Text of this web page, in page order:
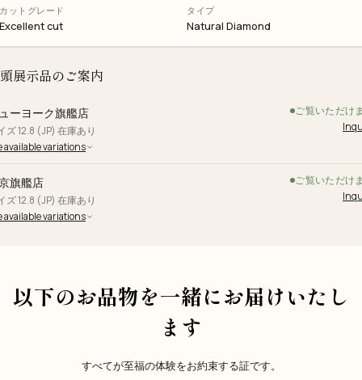
カットグレード
Excellent cut
タイプ
Natural Diamond
展示品のご案内
ーヨーク旗艦店
ズ 12.8 (JP) 在庫あり
ご覧いただけ
available variations
旗艦店
ズ 12.8 (JP) 在庫あり
ご覧いただけ
available variations
以下のお品物を一緒にお届けいたし
ます
すべてが至福の体験をお約束する証です。